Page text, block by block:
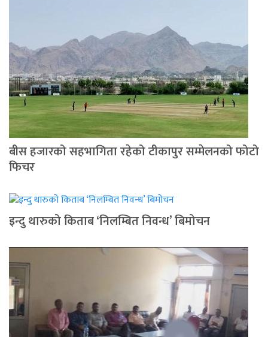
बीस हजारको सहभागिता रहेको टीकापुर सम्मेलनको फोटो
फिचर
इन्दु थारुको किताब ‘निलम्बित निवन्ध’ बिमोचन